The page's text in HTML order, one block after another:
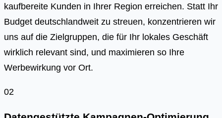
kaufbereite Kunden in Ihrer Region erreichen. Statt Ihr
Budget deutschlandweit zu streuen, konzentrieren wir
uns auf die Zielgruppen, die für Ihr lokales Geschäft
wirklich relevant sind, und maximieren so Ihre
Werbewirkung vor Ort.
02